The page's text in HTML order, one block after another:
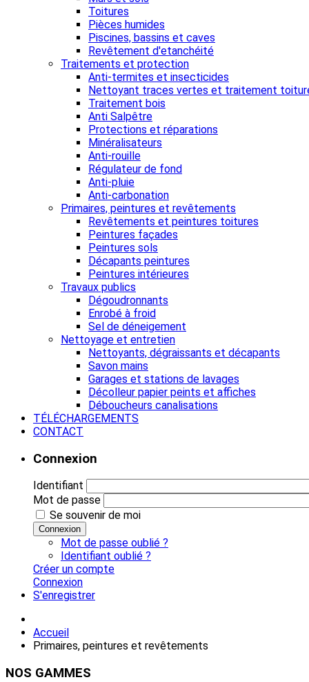
Toitures
Pièces humides
Piscines, bassins et caves
Revêtement d'etanchéité
Traitements et protection
Anti-termites et insecticides
Nettoyant traces vertes et traitement
Traitement bois
Anti Salpêtre
Protections et réparations
Minéralisateurs
Anti-rouille
Régulateur de fond
Anti-pluie
Anti-carbonation
Primaires, peintures et revêtements
Revêtements et peintures toitures
Peintures façades
Peintures sols
Décapants peintures
Peintures intérieures
Travaux publics
Dégoudronnants
Enrobé à froid
Sel de déneigement
Nettoyage et entretien
Nettoyants, dégraissants et décapants
Savon mains
Garages et stations de lavages
Décolleur papier peints et affiches
Déboucheurs canalisations
TÉLÉCHARGEMENTS
CONTACT
Connexion
Identifiant
Mot de passe
Se souvenir de moi
Connexion
Mot de passe oublié ?
Identifiant oublié ?
Créer un compte
Connexion
S'enregistrer
Accueil
Primaires, peintures et revêtements
NOS GAMMES